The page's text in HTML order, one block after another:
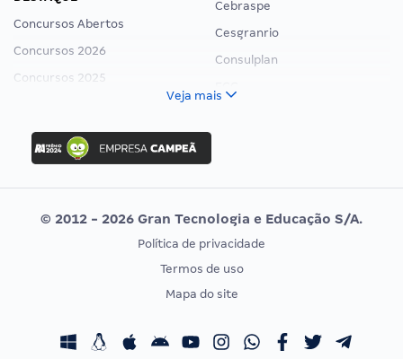
Concursos Abertos
Concursos 2026
Concursos 2025
Concurso Nacional Unificado
Concurso Ibama
Concurso MPU
Editais publicados
Cebraspe
Cesgranrio
Consulplan
Vunesp
CONCURSOS POR PROFISSÃO
Concursos Fiscais
EXAME DE ORDEM
Calendário OAB
Veja mais
© 2012 - 2026 Gran Tecnologia e Educação S/A.
Política de privacidade
Termos de uso
Mapa do site